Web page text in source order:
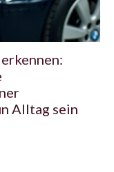
Alltag sein